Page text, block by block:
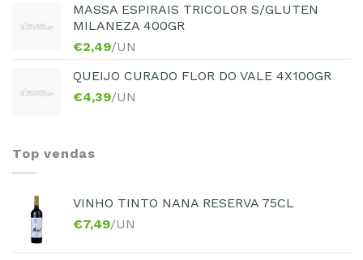
MASSA ESPIRAIS TRICOLOR S/GLUTEN
MILANEZA 400GR
€2,49/UN
QUEIJO CURADO FLOR DO VALE 4X100GR
€4,39/UN
Top vendas
VINHO TINTO NANA RESERVA 75CL
€7,49/UN